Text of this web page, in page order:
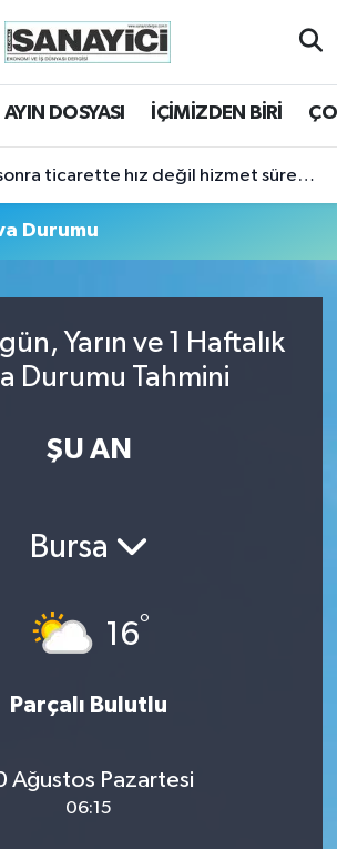
AYIN DOSYASI İÇİMİZDEN BİRİ
ticarette hız değil hizmet sürekliliği öne çıkacak
Durumu
Yarın ve 1 Haftalık
Durumu Tahmini
ŞU AN
Bursa
16°
Parçalı Bulutlu
Ağustos Pazartesi
06:15
Eczaneler